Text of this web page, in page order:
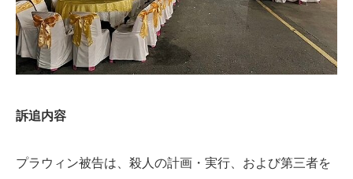
訴追内容
プラウィン被告は、殺人の計画・実行、および第三者を